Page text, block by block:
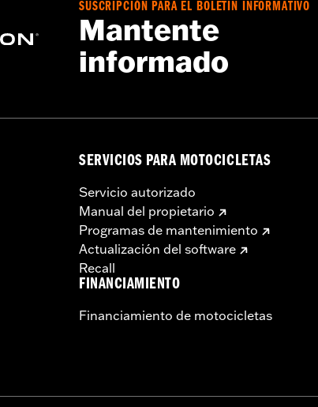
SUSCRIPCIÓN PARA EL BOLETÍN INFORMATIVO
Mantente
informado
SERVICIOS PARA MOTOCICLETAS
Servicio autorizado
Manual del propietario
Programas de mantenimiento
Actualización del software
Recall
FINANCIAMIENTO
Financiamiento de motocicletas